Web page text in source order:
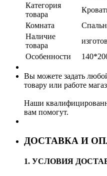
Категория
товара
Комната
Наличие
товара
Особенности
Вы можете задать
товару или работе
Наши
вам помогут.
ДОСТАВКА И
1. УСЛОВИЯ